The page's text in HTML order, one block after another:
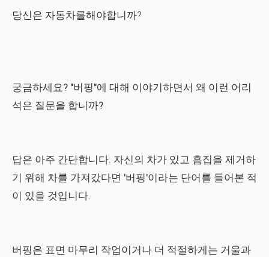
당신은 자동차를해야합니까?
궁금하세요? "버핑"에 대해 이야기하면서 왜 이런 어리
석은 질문을 합니까?
답은 아주 간단합니다. 자신의 차가 있고 흠집을 제거하
기 위해 차를 가져갔다면 '버핑'이라는 단어를 들어본 적
이 있을 것입니다.
버핑은 표면 마무리 작업이거나 더 적절하게는 거울과